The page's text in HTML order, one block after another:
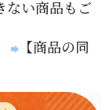
ない商品もご
【商品の同